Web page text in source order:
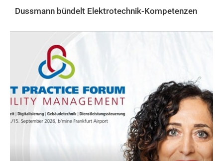
Dussmann bündelt Elektrotechnik-Kompetenzen